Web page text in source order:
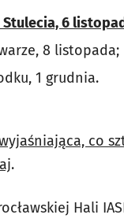
Stulecia, 6
8 listopada;
1 grudnia.
co
.
Hali